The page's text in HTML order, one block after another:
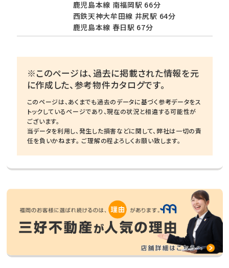
鹿児島本線 南福岡駅 66分
西鉄天神大牟田線 井尻駅 64分
鹿児島本線 春日駅 67分
※このページは、過去に掲載された情報を元
に作成した、参考物件カタログです。
このページは、あくまでも過去のデータに基づく参考データをス
トックしているページであり、現在の状況と相違する可能性が
ございます。
当データを利用し、発生した損害などに関して、弊社は一切の責
任を負いかねます。 ご理解の程よろしくお願い致します。